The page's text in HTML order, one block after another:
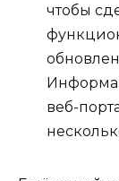
чтобы
веб-